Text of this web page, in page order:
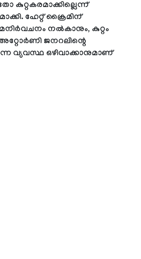
കുറ്റകരമാക്കില്ലെന്ന്
ഹേറ്റ് ക്രൈമിന്
നൽകാനും, കുറ്റം
ജനറലിന്റെ
വ്യവസ്ഥ ഒഴിവാക്കാനുമാണ്